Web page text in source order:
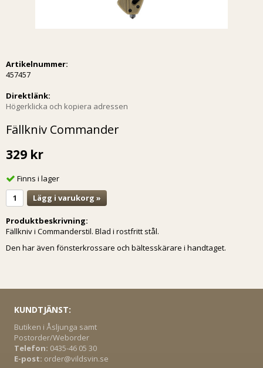
Artikelnummer:
457457
Direktlänk:
Högerklicka och kopiera adressen
Fällkniv Commander
329 kr
Finns i lager
Lägg i varukorg »
Produktbeskrivning:
Fällkniv i Commanderstil. Blad i rostfritt stål.
Den har även fönsterkrossare och bältesskärare i handtaget.
KUNDTJÄNST:
Butiken i Åsljunga samt
Postorder/Weborder
Telefon: 0435-46 05 30
E-post: order@vildsvin.se